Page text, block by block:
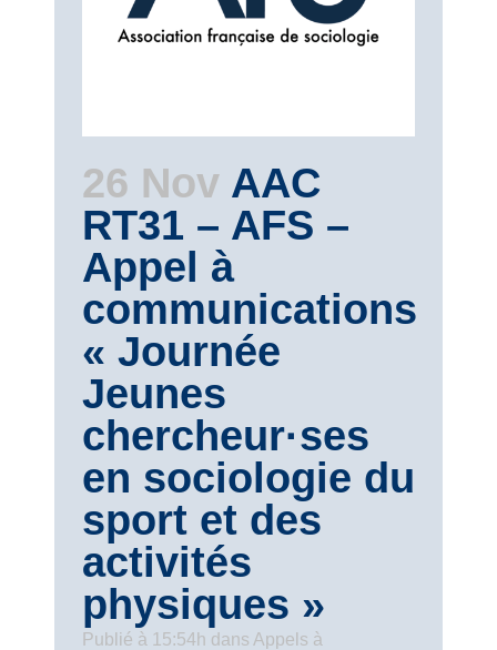
26 Nov AAC
RT31 – AFS –
Appel à
communications
« Journée
Jeunes
chercheur·ses
en sociologie du
sport et des
activités
physiques »
Publié à 15:54h dans Appels à